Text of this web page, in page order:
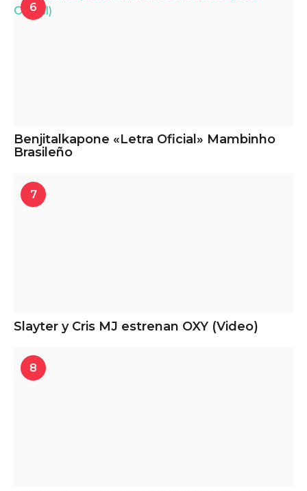
6
Benjitalkapone «Letra Oficial» Mambinho
Brasileño
7
Slayter y Cris MJ estrenan OXY (Video)
8